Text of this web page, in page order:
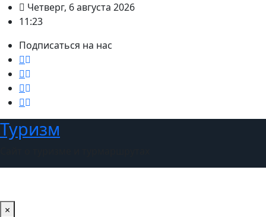
ПерейтиЧетверг, 6 августа 2026
11:23
Подписаться на нас
Туризм
×